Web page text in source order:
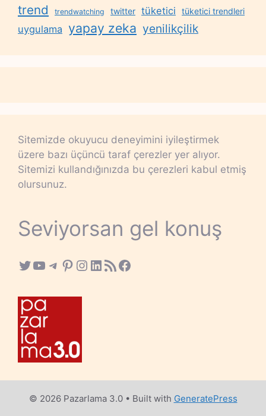
trend trendwatching twitter tüketici tüketici trendleri
uygulama yapay zeka yenilikçilik
Sitemizde okuyucu deneyimini iyileştirmek
üzere bazı üçüncü taraf çerezler yer alıyor.
Sitemizi kullandığınızda bu çerezleri kabul etmiş
olursunuz.
Seviyorsan gel konuş
Twitter
YouTube
Telegram
Pinterest
Instagram
LinkedIn
RSS FeedFacebook
© 2026 Pazarlama 3.0• Built with GeneratePress